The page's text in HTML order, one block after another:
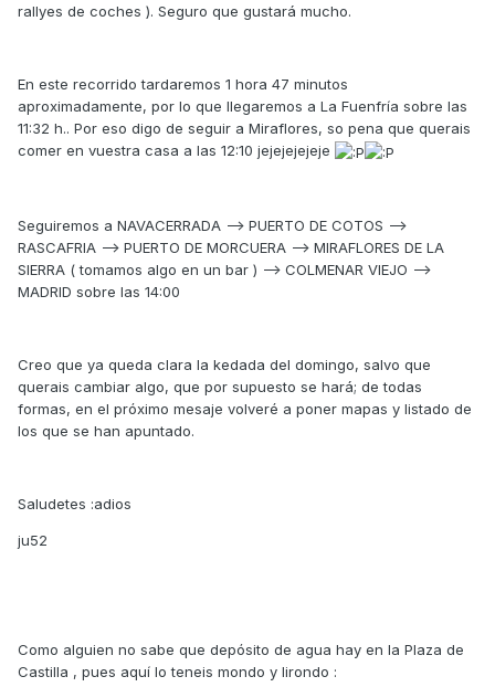
rallyes de coches ). Seguro que gustará mucho.
En este recorrido tardaremos 1 hora 47 minutos
aproximadamente, por lo que llegaremos a La Fuenfría sobre las
11:32 h.. Por eso digo de seguir a Miraflores, so pena que querais
comer en vuestra casa a las 12:10 jejejejejeje
Seguiremos a NAVACERRADA --> PUERTO DE COTOS -->
RASCAFRIA --> PUERTO DE MORCUERA --> MIRAFLORES DE LA
SIERRA ( tomamos algo en un bar ) --> COLMENAR VIEJO -->
MADRID sobre las 14:00
Creo que ya queda clara la kedada del domingo, salvo que
querais cambiar algo, que por supuesto se hará; de todas
formas, en el próximo mesaje volveré a poner mapas y listado de
los que se han apuntado.
Saludetes :adios
ju52
Como alguien no sabe que depósito de agua hay en la Plaza de
Castilla , pues aquí lo teneis mondo y lirondo :